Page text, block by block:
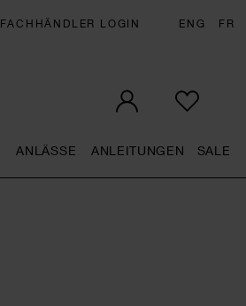
FACHHÄNDLER LOGIN ENG FR
ANLÄSSE ANLEITUNGEN SALE